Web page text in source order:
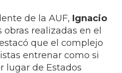
de la AUF, Ignacio
obras realizadas en el
que el complejo
entrenar como si
lugar de Estados